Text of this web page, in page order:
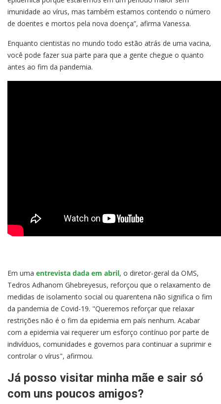
imunidade ao vírus, mas também estamos contendo o número
de doentes e mortos pela nova doença”, afirma Vanessa.
Enquanto cientistas no mundo todo estão atrás de uma vacina,
você pode fazer sua parte para que a gente chegue o quanto
antes ao fim da pandemia.
Em uma entrevista dada em abril, o diretor-geral da OMS,
Tedros Adhanom Ghebreyesus, reforçou que o relaxamento de
medidas de isolamento social ou quarentena não significa o fim
da pandemia de Covid-19. "Queremos reforçar que relaxar
restrições não é o fim da epidemia em país nenhum. Acabar
com a epidemia vai requerer um esforço contínuo por parte de
indivíduos, comunidades e governos para continuar a suprimir e
controlar o vírus", afirmou.
Já posso visitar minha mãe e sair só
com uns poucos amigos?